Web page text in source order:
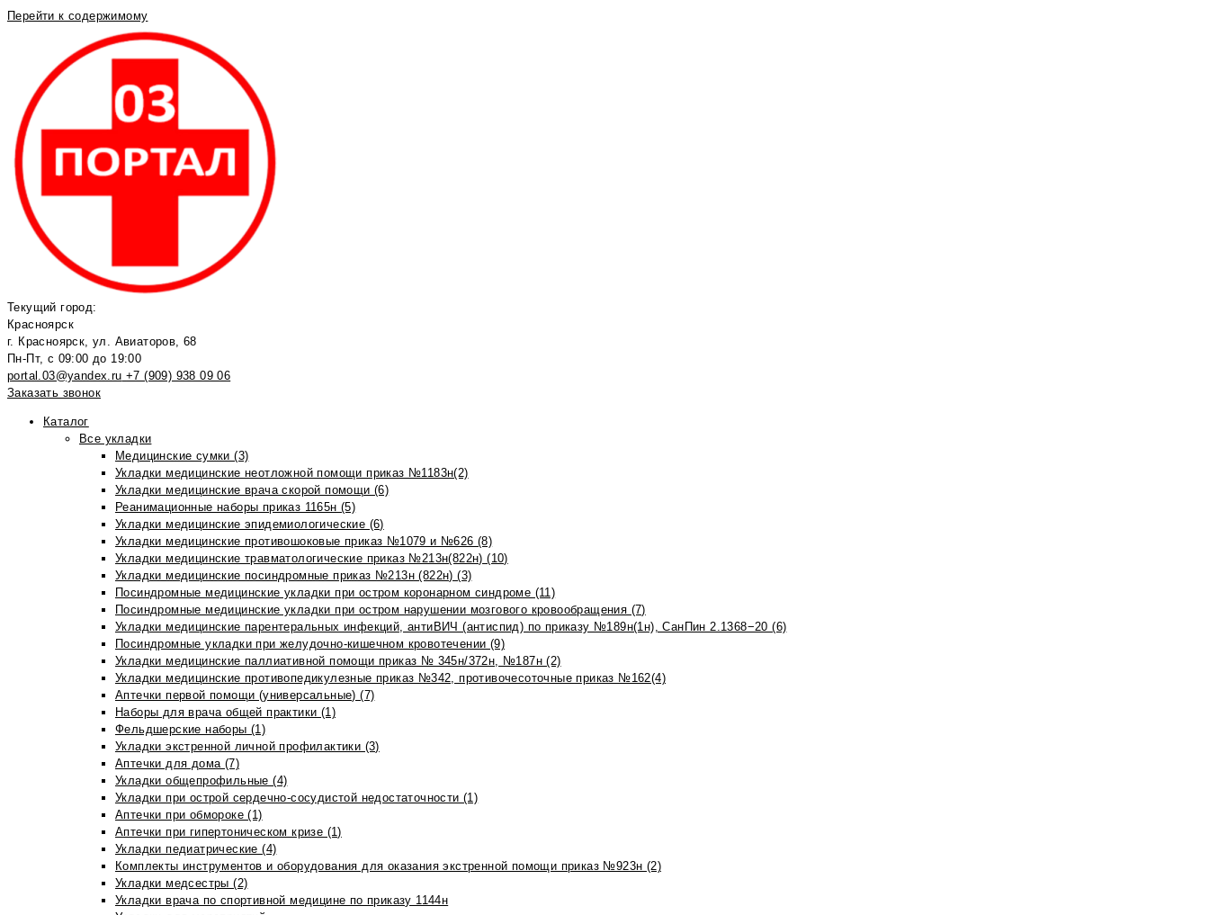
Перейти к содержимому
Текущий город:
Красноярск
г. Красноярск, ул. Авиаторов, 68
Пн-Пт, с 09:00 до 19:00
portal.03@yandex.ru +7 (909) 938 09 06
Заказать звонок
Каталог
Все укладки
Медицинские сумки (3)
Укладки медицинские неотложной помощи приказ №1183н(2)
Укладки медицинские врача скорой помощи (6)
Реанимационные наборы приказ 1165н (5)
Укладки медицинские эпидемиологические (6)
Укладки медицинские противошоковые приказ №1079 и №626 (8)
Укладки медицинские травматологические приказ №213н(822н) (10)
Укладки медицинские посиндромные приказ №213н (822н) (3)
Посиндромные медицинские укладки при остром коронарном синдроме (11)
Посиндромные медицинские укладки при остром нарушении мозгового кровообращения (7)
Укладки медицинские парентеральных инфекций, антиВИЧ (антиспид) по приказу №189н(1н), СанПин 2.1368−20 (6)
Посиндромные укладки при желудочно-кишечном кровотечении (9)
Укладки медицинские паллиативной помощи приказ № 345н/372н, №187н (2)
Укладки медицинские противопедикулезные приказ №342, противочесоточные приказ №162(4)
Аптечки первой помощи (универсальные) (7)
Наборы для врача общей практики (1)
Фельдшерские наборы (1)
Укладки экстренной личной профилактики (3)
Аптечки для дома (7)
Укладки общепрофильные (4)
Укладки при острой сердечно-сосудистой недостаточности (1)
Аптечки при обмороке (1)
Аптечки при гипертоническом кризе (1)
Укладки педиатрические (4)
Комплекты инструментов и оборудования для оказания экстренной помощи приказ №923н (2)
Укладки медсестры (2)
Укладки врача по спортивной медицине по приказу 1144н